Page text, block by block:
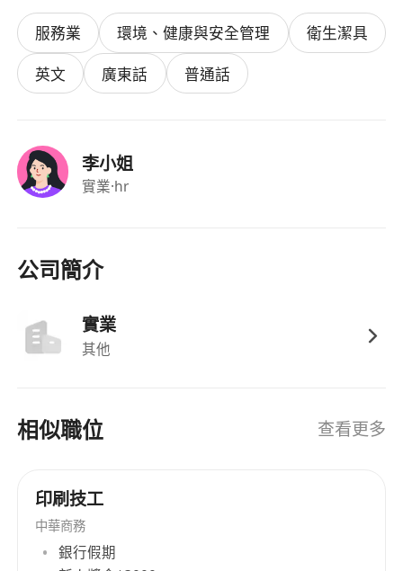
漆、防火漆、防黴漆等）之應用標準；
持有勞工處頒發之「塗裝工作安全訓練證書」或
「建造業工人註冊證」（C牌或以上）；
能獨立閱讀簡單施工圖則及技術說明，具備基本
身體健康，能適應高空作業（如使用鋁梯、工作
檯或吊船）、室內密閉空間及不同氣候條件下施
作精神，能配合承建商及監工之日常督導安排。
福利：
按《僱傭條例》享有法定有薪年假、病假、產假
／侍產假及公眾假期；
險，保障工作期間意外風險；
提供定期專業技能提升培訓，包括新型環保塗料
應用、高空作業安全操作及綠色施工指引；
根據項目需要安排往返工地之交通接駁，並於惡
服務業 環境、健康與安全管理
衛生潔具
英文
廣東話 普通話
李小姐
實業·hr
公司簡介
實業
其他
相似職位 查看更多
印刷技工
中華商務
銀行假期